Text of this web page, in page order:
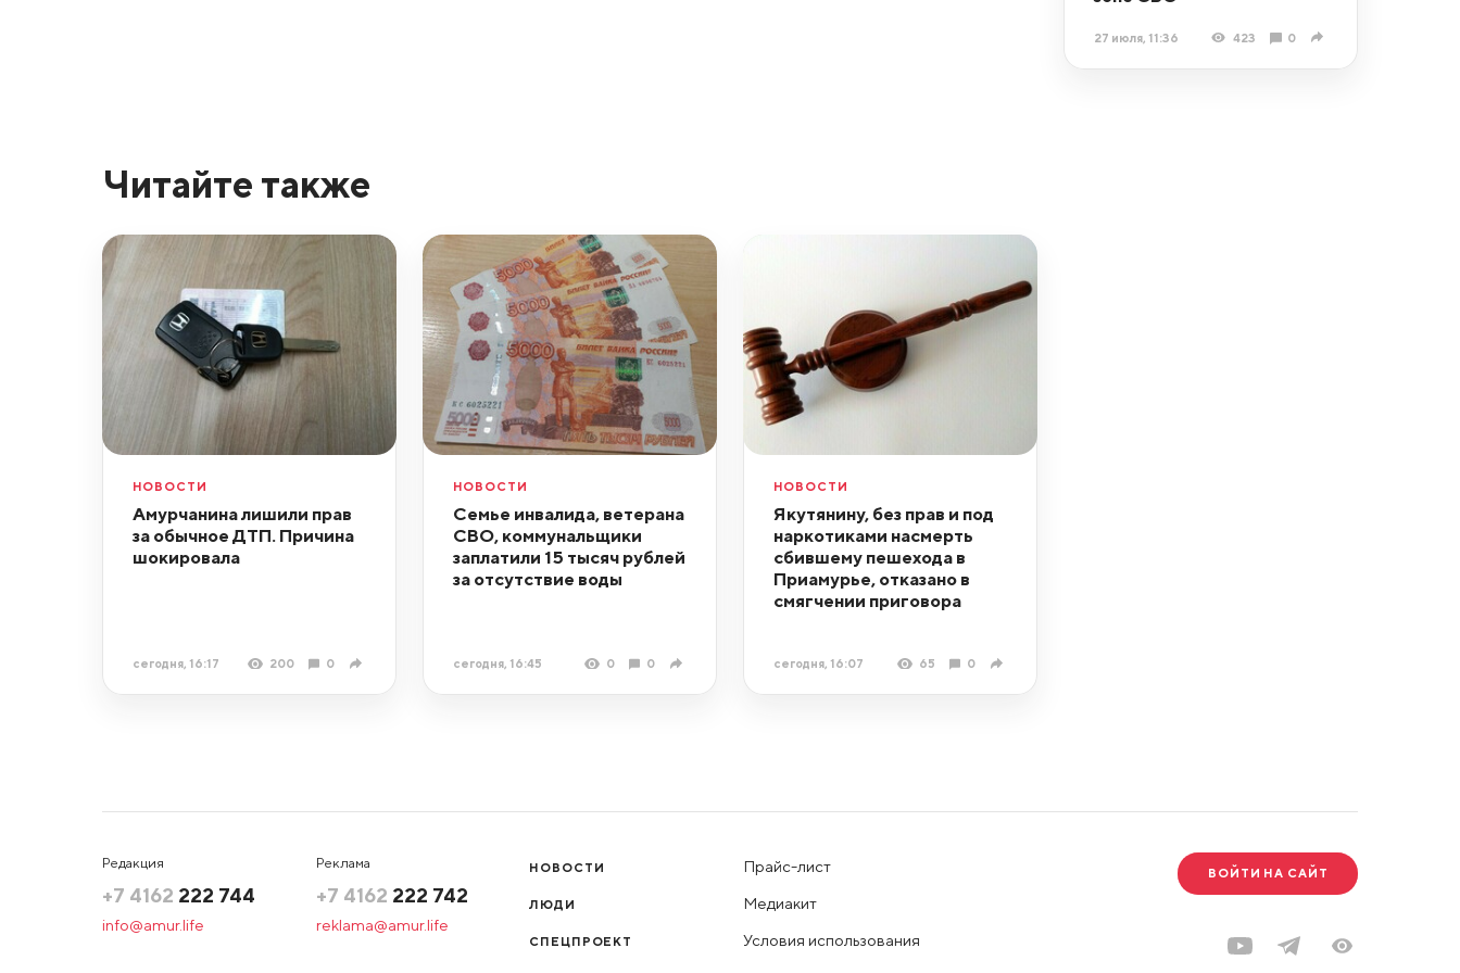
27 июля, 11:36 423 0
Читайте также
НОВОСТИ
Амурчанина лишили прав
за обычное ДТП. Причина
шокировала
сегодня, 16:17 200 0
НОВОСТИ
Семье инвалида, ветерана
СВО, коммунальщики
заплатили 15 тысяч рублей
за отсутствие воды
сегодня, 16:45 0 0
НОВОСТИ
Якутянину, без прав и под
наркотиками насмерть
сбившему пешехода в
Приамурье, отказано в
смягчении приговора
сегодня, 16:07 65 0
Редакция
+7 4162 222 744
info@amur.life
Реклама
+7 4162 222 742
reklama@amur.life
НОВОСТИ
ЛЮДИ
СПЕЦПРОЕКТ
Прайс-лист
Медиакит
Условия использования
ВОЙТИ НА САЙТ